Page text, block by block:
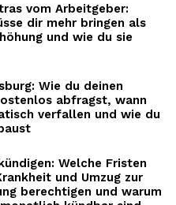
vom Arbeitgeber:
dir mehr bringen als
und wie du sie
Wie du deinen
abfragst, wann
verfallen und wie du
Welche Fristen
und Umzug zur
berechtigen und warum